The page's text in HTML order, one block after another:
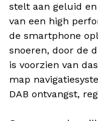
stelt aan geluid
van een high
de smartphone
snoeren, door de
is voorzien van
map
DAB ontvangst,